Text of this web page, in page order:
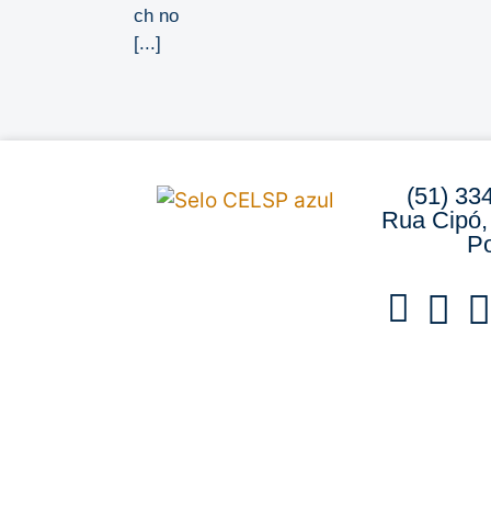
ch no
[...]
(51)
Rua